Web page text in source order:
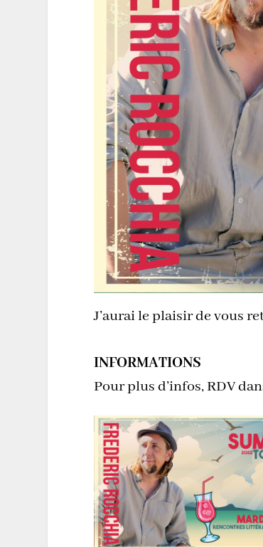
J’aurai le plaisir de vous
INFORMATIONS
Pour plus d’infos, RDV